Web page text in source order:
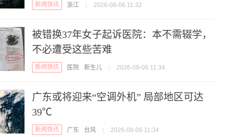
新闻快讯 浙江 2026-08-06 11:32
被错换37年女子起诉医院：本不需辍学，
不必遭受这些苦难
新闻快讯 医院 新生儿 2026-08-06 11:34
广东或将迎来“空调外机” 局部地区可达
39℃
新闻快讯 广东 台风 2026-08-06 11:34